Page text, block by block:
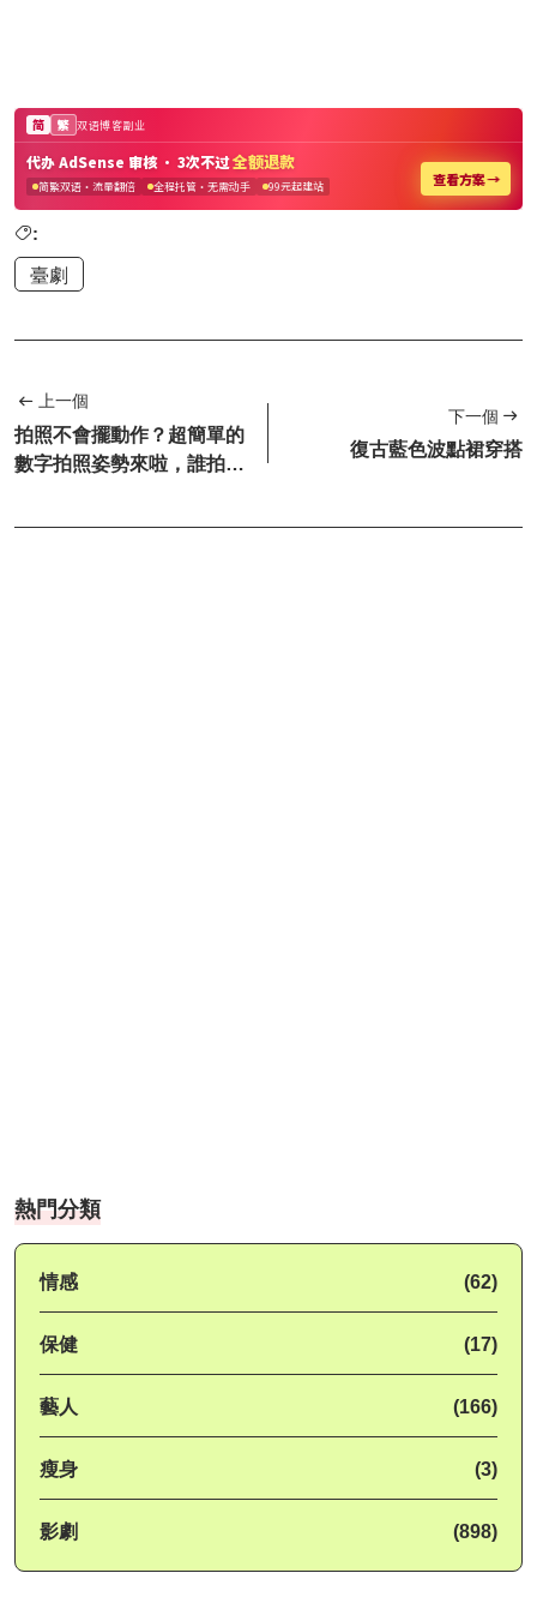
:
臺劇
上一個
拍照不會擺動作？超簡單的
數字拍照姿勢來啦，誰拍誰
下一個
復古藍色波點裙穿搭
熱門分類
情感 (62)
保健 (17)
藝人 (166)
瘦身 (3)
影劇 (898)